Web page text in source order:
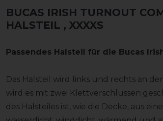
BUCAS IRISH TURNOUT
HALSTEIL , XXXXS
Passendes Halsteil für die Bucas
Das Halsteil wird links und rechts an
wird es mit zwei Klettverschlüssen
des Halsteiles ist, wie die Decke, aus